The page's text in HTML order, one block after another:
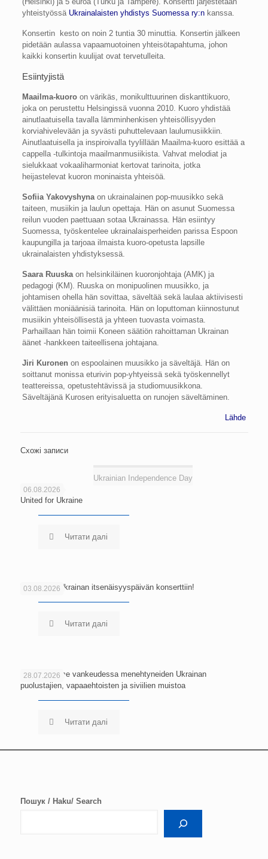
yhteistyössä Ukrainalaisten yhdistys Suomessa ry:n kanssa.
Konsertin kesto on noin 2 tuntia 30 minuttia. Konsertin jälkeen
pidetään aulassa vapaamuotoinen yhteisötapahtuma, johon
kaikki konsertin kuulijat ovat tervetulleita.
Esiintyjistä
Maailma-kuoro on värikäs, monikulttuurinen diskanttikuoro,
joka on perustettu Helsingissä vuonna 2010. Kuoro yhdistää
ainutlaatuisella tavalla lämminhenkisen yhteisöllisyyden
korviahivelevään ja syvästi puhuttelevaan laulumusiikkiin.
Ainutlaatuisella ja inspiroivalla tyylillään Maailma-kuoro esittää a
cappella -tulkintoja maailmanmusiikista. Vahvat melodiat ja
sielukkaat vokaaliharmoniat kertovat tarinoita, jotka
heijastelevat kuoron moninaista yhteisöä.
Sofiia Yakovyshynaon ukrainalainen pop-muusikko sekä
taiteen, musiikin ja laulun opettaja. Hän on asunut Suomessa
reilun vuoden paettuaan sotaa Ukrainassa. Hän esiintyy
Suomessa, työskentelee ukrainalaisperheiden parissa Espoon
kaupungilla ja tarjoaa ilmaista kuoro-opetusta lapsille
ukrainalaisten yhdistyksessä.
Saara Ruuskaon helsinkiläinen kuoronjohtaja (AMK) ja
pedagogi (KM). Ruuska on monipuolinen muusikko, ja
johtamisen ohella hän sovittaa, säveltää sekä laulaa aktiivisesti
välittäen moniäänisiä tarinoita. Hän on loputtoman kiinnostunut
musiikin yhteisöllisestä ja yhteen tuovasta voimasta.
Parhaillaan hän toimii Koneen säätiön rahoittaman Ukrainan
äänet -hankkeen taiteellisena johtajana.
Jiri Kuronen on espoolainen muusikko ja säveltäjä. Hän on
soittanut monissa eturivin pop-yhtyeissä sekä työskennellyt
teattereissa, opetustehtävissä ja studiomuusikkona.
Säveltäjänä Kurosen erityisaluetta on runojen säveltäminen.
Lähde
Схожі записи
Ukrainian Independence Day
06.08.2026
United for Ukraine
Читати далі
03.08.2026
Tervetuloa Ukrainan itsenäisyyspäivän konserttiin!
Читати далі
28.07.2026
Kunnioitamme vankeudessa menehtyneiden Ukrainan
puolustajien, vapaaehtoisten ja siviilien muistoa
Читати далі
Пошук / Haku/ Search